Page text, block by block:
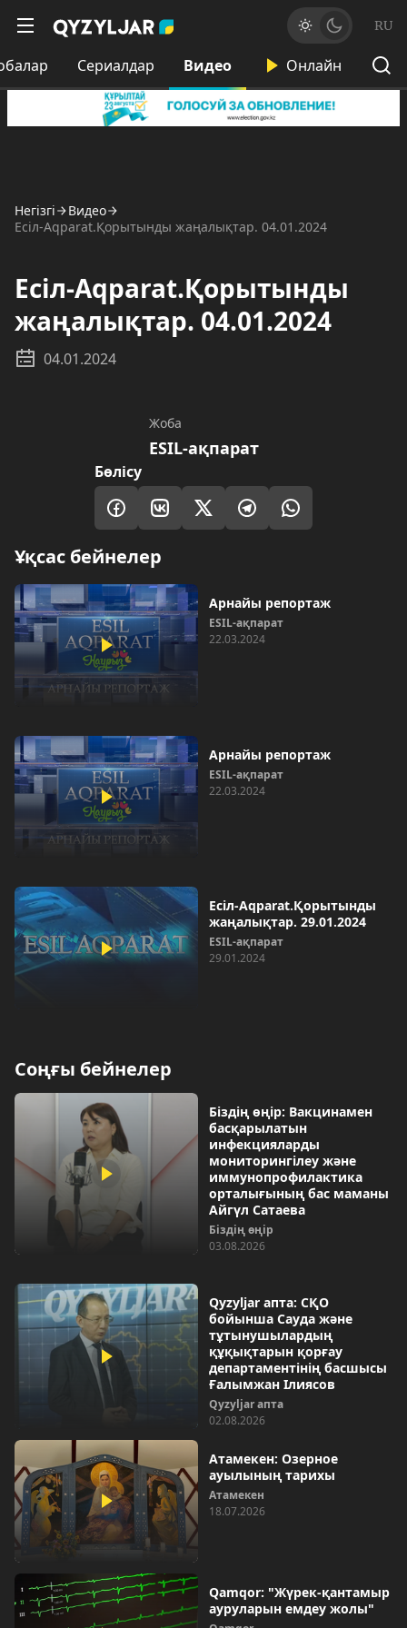
RU
Сериалдар Видео Онлайн
Негізгі
Видео
Есіл-Aqparat.Қорытынды жаңалықтар. 04.01.2024
Есіл-Aqparat.Қорытынды
жаңалықтар. 04.01.2024
04.01.2024
Жоба
ESIL-ақпарат
Бөлісу
Ұқсас бейнелер
Арнайы репортаж
ESIL-ақпарат
22.03.2024
Арнайы репортаж
ESIL-ақпарат
22.03.2024
Есіл-Aqparat.Қорытынды
жаңалықтар. 29.01.2024
ESIL-ақпарат
29.01.2024
Соңғы бейнелер
Біздің өңір: Вакцинамен
басқарылатын
инфекцияларды
мониторингілеу және
иммунопрофилактика
орталығының бас маманы
Айгүл Сатаева
Біздің өңір
03.08.2026
Qyzyljar апта: СҚО
бойынша Сауда және
тұтынушылардың
құқықтарын қорғау
департаментінің басшысы
Ғалымжан Ілиясов
Qyzyljar апта
02.08.2026
Атамекен: Озерное
ауылының тарихы
Атамекен
18.07.2026
Qamqor: "Жүрек-қантамыр
ауруларын емдеу жолы"